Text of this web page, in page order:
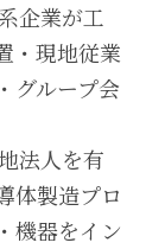
企業が工
・現地従業
グループ会
法人を有
体製造プロ
機器をイン